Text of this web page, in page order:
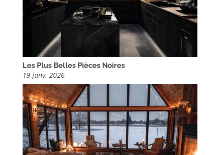
Les Plus Belles Pièces Noires
19 janv. 2026